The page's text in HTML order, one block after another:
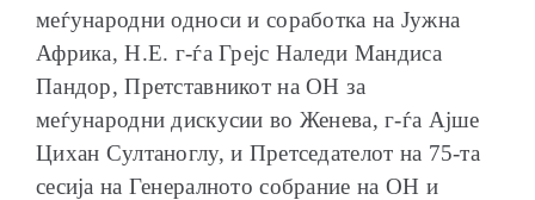
ШКОЛА ЗА МЛАДИ ЛИДЕРИ
меѓународни односи и соработка на Јужна
Африка, Н.Е. г-ѓа Грејс Наледи Мандиса
Пандор, Претставникот на ОН за
меѓународни дискусии во Женева, г-ѓа Ајше
Цихан Султаноглу, и Претседателот на 75-та
сесија на Генералното собрание на ОН и